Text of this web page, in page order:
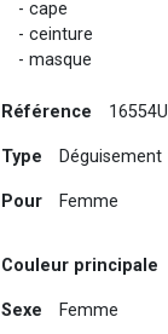
- cape
- ceinture
- masque
Référence 16554U
Type Déguisement
Pour Femme
Couleur principale
Sexe Femme